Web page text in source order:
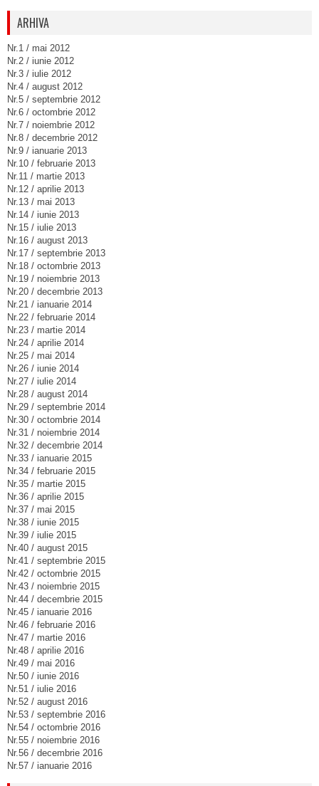
ARHIVA
Nr.1 / mai 2012
Nr.2 / iunie 2012
Nr.3 / iulie 2012
Nr.4 / august 2012
Nr.5 / septembrie 2012
Nr.6 / octombrie 2012
Nr.7 / noiembrie 2012
Nr.8 / decembrie 2012
Nr.9 / ianuarie 2013
Nr.10 / februarie 2013
Nr.11 / martie 2013
Nr.12 / aprilie 2013
Nr.13 / mai 2013
Nr.14 / iunie 2013
Nr.15 / iulie 2013
Nr.16 / august 2013
Nr.17 / septembrie 2013
Nr.18 / octombrie 2013
Nr.19 / noiembrie 2013
Nr.20 / decembrie 2013
Nr.21 / ianuarie 2014
Nr.22 / februarie 2014
Nr.23 / martie 2014
Nr.24 / aprilie 2014
Nr.25 / mai 2014
Nr.26 / iunie 2014
Nr.27 / iulie 2014
Nr.28 / august 2014
Nr.29 / septembrie 2014
Nr.30 / octombrie 2014
Nr.31 / noiembrie 2014
Nr.32 / decembrie 2014
Nr.33 / ianuarie 2015
Nr.34 / februarie 2015
Nr.35 / martie 2015
Nr.36 / aprilie 2015
Nr.37 / mai 2015
Nr.38 / iunie 2015
Nr.39 / iulie 2015
Nr.40 / august 2015
Nr.41 / septembrie 2015
Nr.42 / octombrie 2015
Nr.43 / noiembrie 2015
Nr.44 / decembrie 2015
Nr.45 / ianuarie 2016
Nr.46 / februarie 2016
Nr.47 / martie 2016
Nr.48 / aprilie 2016
Nr.49 / mai 2016
Nr.50 / iunie 2016
Nr.51 / iulie 2016
Nr.52 / august 2016
Nr.53 / septembrie 2016
Nr.54 / octombrie 2016
Nr.55 / noiembrie 2016
Nr.56 / decembrie 2016
Nr.57 / ianuarie 2016